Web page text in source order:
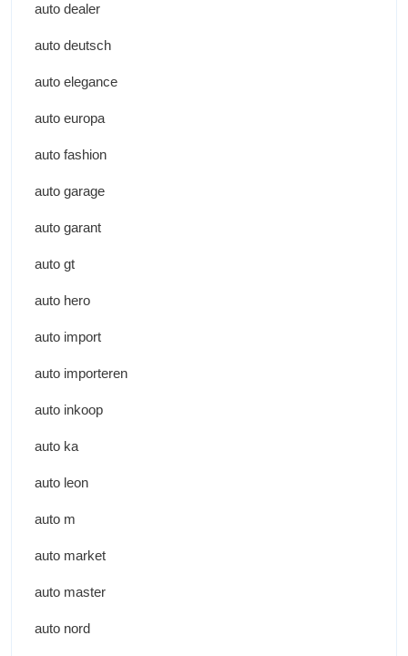
auto dealer
auto deutsch
auto elegance
auto europa
auto fashion
auto garage
auto garant
auto gt
auto hero
auto import
auto importeren
auto inkoop
auto ka
auto leon
auto m
auto market
auto master
auto nord